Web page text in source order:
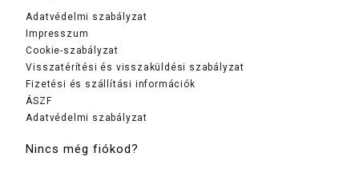
Adatvédelmi szabályzat
Impresszum
Cookie-szabályzat
Visszatérítési és visszaküldési szabályzat
Fizetési és szállítási információk
ÁSZF
Adatvédelmi szabályzat
Nincs még fiókod?